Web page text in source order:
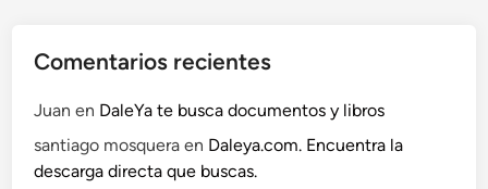
Comentarios recientes
Juan en DaleYa te busca documentos y libros
santiago mosquera en Daleya.com. Encuentra la
descarga directa que buscas.